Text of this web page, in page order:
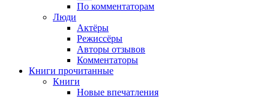
По комментаторам
Люди
Актёры
Режиссёры
Авторы отзывов
Комментаторы
Книги прочитанные
Книги
Новые впечатления